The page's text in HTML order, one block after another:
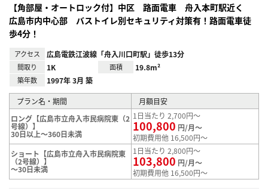
【角部屋・オートロック付】中区 路面電車 舟入本町駅近く
広島市内中心部 バストイレ別セキュリティ対策有！路面電車徒
歩4分！
アクセス 広島電鉄江波線「舟入川口町駅」徒歩13分
間取り 1K 面積 19.8m²
築年数 1997年 3月 築
プラン名・期間
月額目安
ロング【広島市立舟入市民病院東（2
号線）】
30日以上～360日未満
1日当たり 2,700円～
100,800 円/月～
初期費用他 16,500円～
ショート【広島市立舟入市民病院東
（2号線）】
～30日未満
1日当たり 2,800円～
103,800 円/月～
初期費用他 16,500円～